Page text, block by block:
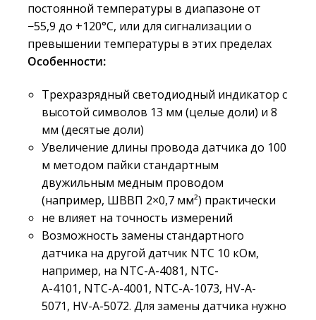
постоянной температуры в диапазоне от
−55,9 до +120°С, или для сигнализации о
превышении температуры в этих пределах
Особенности:
Трехразрядный светодиодный индикатор с
высотой символов 13 мм (целые доли) и 8
мм (десятые доли)
Увеличение длины провода датчика до 100
м методом пайки стандартным
двужильным медным проводом
(например, ШВВП 2×0,7 мм²) практически
не влияет на точность измерений
Возможность замены стандартного
датчика на другой датчик NTC 10 кОм,
например, на NTС-А-4081, NTC-
А-4101, NTC-А-4001, NTC-А-1073, HV-A-
5071, HV-A-5072. Для замены датчика нужно